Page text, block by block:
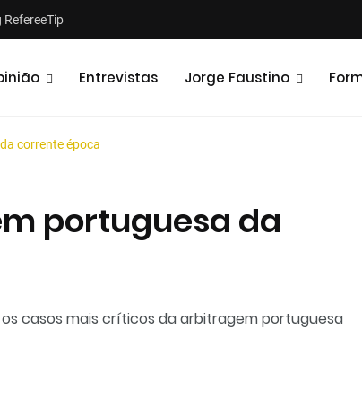
Entrevistas Jorge Faustino
corrente época
portuguesa da
casos mais críticos da arbitragem portuguesa